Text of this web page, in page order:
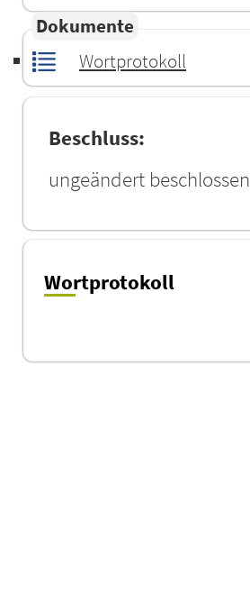
Dokumente
Wortprotokoll
Beschluss:
ungeändert beschlossen
Wortprotokoll